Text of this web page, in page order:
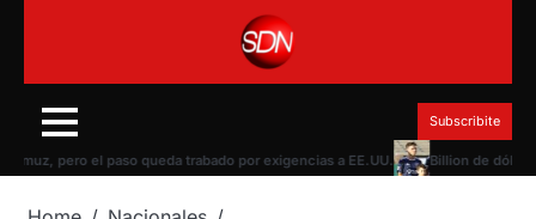
Subscribite
pero el paso queda trabado por exigencias a EE.UU. Billion de dólares de